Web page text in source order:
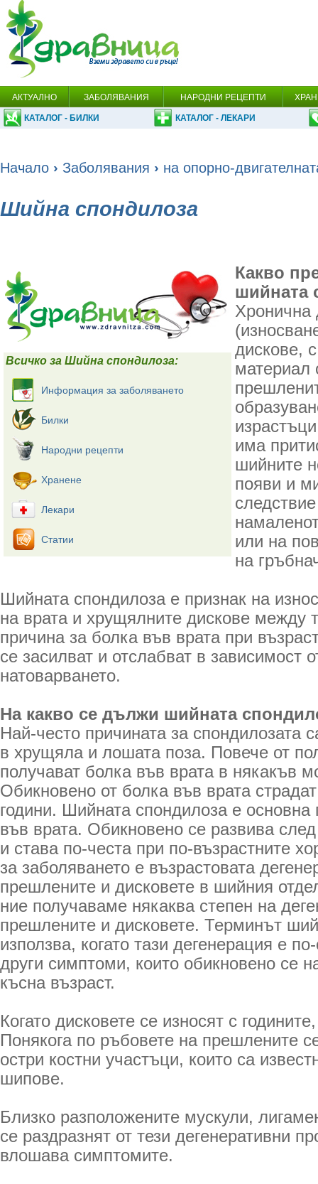
АКТУАЛНО ЗАБОЛЯВАНИЯ НАРОДНИ РЕЦЕПТИ
КАТАЛОГ - БИЛКИ КАТАЛОГ - ЛЕКАРИ
Начало › Заболявания › на опорно-
Шийна спондилоза
Всичко за Шийна спондилоза:
Информация за заболяването
Билки
Народни рецепти
Хранене
Лекари
Статии
Какво
шийната
Хронична
дискове,
материал
има
шийните
появи и
или на
на
Шийната спондилоза е признак на
на врата и хрущялните дискове между
причина за болка във врата при
се засилват и отслабват в зависимост
натоварването.
На какво се дължи шийната
Най-често причината за спондилозата
в хрущяла и лошата поза. Повече от
получават болка във врата в някакъв
Обикновено от болка във врата
години. Шийната спондилоза е основна
във врата. Обикновено се развива
и става по-честа при по-възрастните
за заболяването е възрастовата
прешлените и дисковете в шийния
ние получаваме някаква степен на
прешлените и дисковете. Терминът
използва, когато тази дегенерация е
други симптоми, които обикновено се
късна възраст.
Когато дисковете се износят с
Понякога по ръбовете на прешлените
остри костни участъци, които са
шипове.
Близко разположените мускули,
се раздразнят от тези дегенеративни
влошава симптомите.